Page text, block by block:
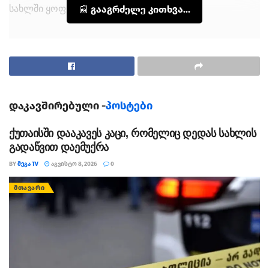
სახლში ყოფნა, დღე 4”,- წერს წულუკიანი.
📰 გააგრძელე კითხვა...
დაკავშირებული -პოსტები
ქუთაისში დააკავეს კაცი, რომელიც დედას სახლის
გადაწვით დაემუქრა
BYᲛᲔᲒᲐ TV ᲐᲒᲕᲘᲡᲢᲝ 8, 2026 0
ᲛᲗᲐᲕᲐᲠᲘ